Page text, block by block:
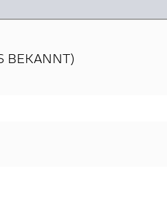
BEKANNT)